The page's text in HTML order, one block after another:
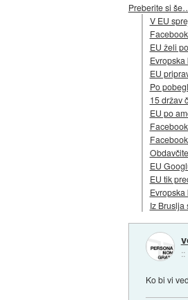
Preberite si
V EU
EU želi
EU
Po
15 držav
EU po
EU
EU tik
Iz Bruslja
::
Ko bi vi